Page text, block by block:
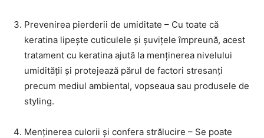
Prevenirea pierderii de umiditate – Cu toate că
keratina lipește cuticulele și șuvițele împreună, acest
tratament cu keratina ajută la menținerea nivelului
umidității și protejează părul de factori stresanți
precum mediul ambiental, vopseaua sau produsele de
styling.
Menținerea culorii și confera strălucire – Se poate